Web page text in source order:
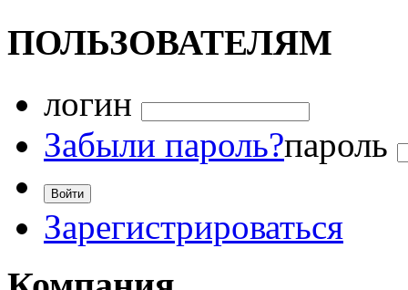
ПОЛЬЗОВАТЕЛЯМ
логин
Забыли пароль?пароль
Зарегистрироваться